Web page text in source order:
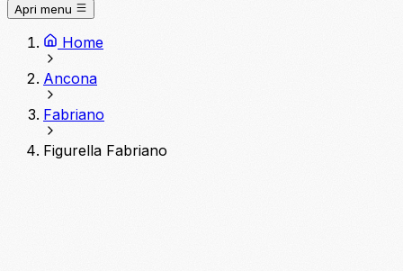
Apri menu
Home
Ancona
Fabriano
Figurella Fabriano